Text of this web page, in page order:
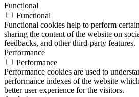
Functional
Functional
Functional cookies help to perform
sharing the content of the website on
feedbacks, and other third-party features.
Performance
Performance
Performance cookies are used to
performance indexes of the website
better user experience for the visitors.